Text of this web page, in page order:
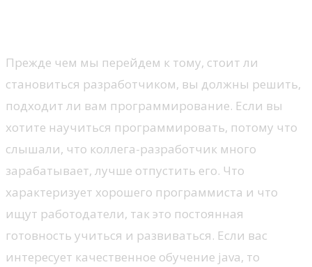
Прежде чем мы перейдем к тому, стоит ли
становиться разработчиком, вы должны решить,
подходит ли вам программирование. Если вы
хотите научиться программировать, потому что
слышали, что коллега-разработчик много
зарабатывает, лучше отпустить его. Что
характеризует хорошего программиста и что
ищут работодатели, так это постоянная
готовность учиться и развиваться. Если вас
интересует качественное обучение java, то